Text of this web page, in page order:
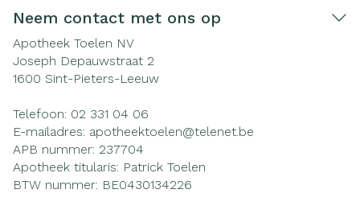
Neem contact met ons op
Apotheek Toelen NV
Joseph Depauwstraat 2
1600 Sint-Pieters-Leeuw
Telefoon: 02 331 04 06
E-mailadres: apotheektoelen@telenet.be
APB nummer: 237704
Apotheek titularis: Patrick Toelen
BTW nummer: BE0430134226